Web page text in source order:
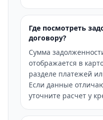
Где посмотреть
договору?
Сумма
отображается в
разделе платежей
Если данные
уточните расчет у